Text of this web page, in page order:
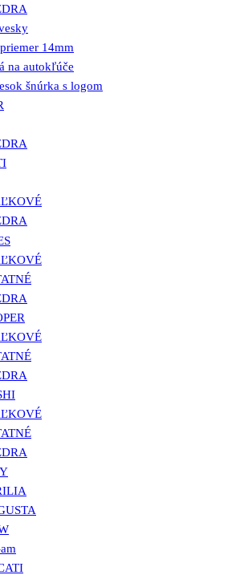
14mm
na autokľúče
šnúrka s logom